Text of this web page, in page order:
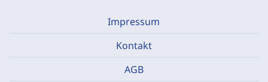
Impressum
Kontakt
AGB